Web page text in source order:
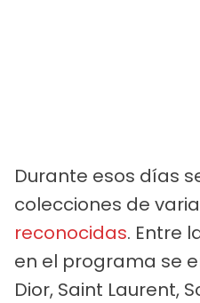
Durante esos días
colecciones de
reconocidas. Entre
en el programa se
Dior, Saint Laurent,